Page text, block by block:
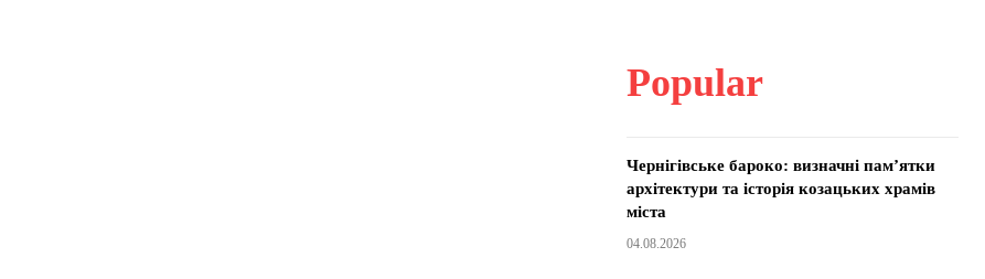
Popular
Чернігівське бароко: визначні пам’ятки
архітектури та історія козацьких храмів
міста
04.08.2026